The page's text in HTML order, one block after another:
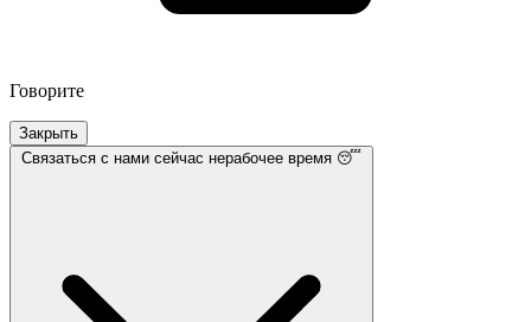
Говорите
Закрыть
Связаться с нами сейчас нерабочее время 😴